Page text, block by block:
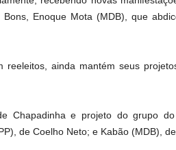
Enoque Mota (MDB), que
reeleitos, ainda mantém seus
Chapadinha e projeto do grupo
de Coelho Neto; e Kabão (MDB),